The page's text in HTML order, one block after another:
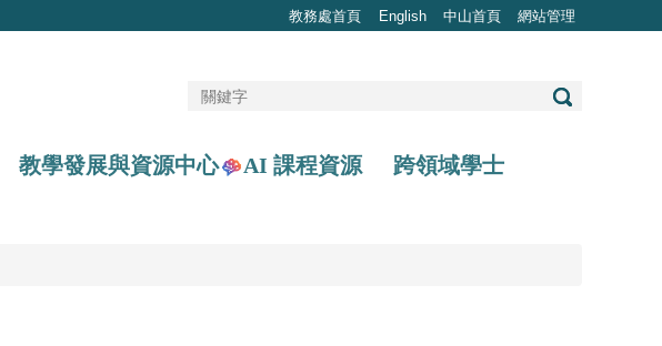
教務處首頁 English 中山首頁 網站管理
教學發展與資源中心 AI 課程資源
跨領域學士